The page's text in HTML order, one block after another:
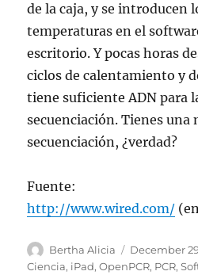
de la caja, y se introducen
temperaturas en el
escritorio. Y pocas horas
ciclos de calentamiento y
tiene suficiente ADN para
secuenciación. Tienes una
secuenciación, ¿verdad?
Fuente:
http://www.wired.com/
Author
Bertha Alicia
Posted
on
December
Ciencia, iPad,OpenPCR, PCR,